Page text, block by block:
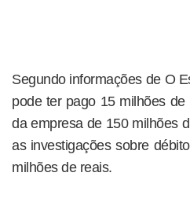
Segundo informações de O
pode ter pago 15 milhões
da empresa de 150 milhões
as investigações sobre
milhões de reais.